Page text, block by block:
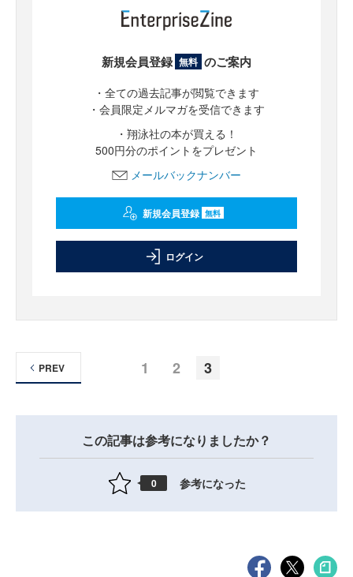
新規会員登録 無料 のご案内
・全ての過去記事が閲覧できます
・会員限定メルマガを受信できます
・翔泳社の本が買える！
500円分のポイントをプレゼント
メールバックナンバー
新規会員登録 無料
ログイン
1 2 3
PREV
この記事は参考になりましたか？
0 参考になった